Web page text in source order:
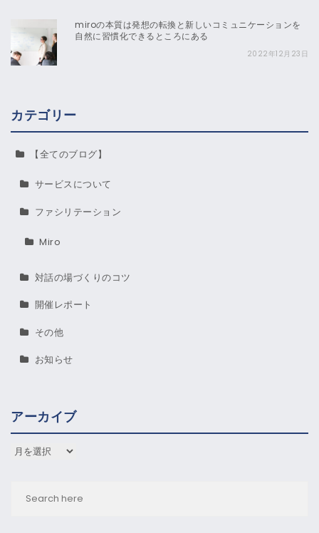
miroの本質は発想の転換と新しいコミュニケーションを
自然に習慣化できるところにある
2022年12月23日
カテゴリー
【全てのブログ】
サービスについて
ファシリテーション
Miro
対話の場づくりのコツ
開催レポート
その他
お知らせ
アーカイブ
アーカイブ